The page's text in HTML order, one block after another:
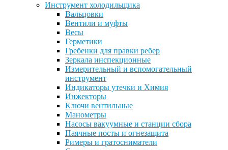
Инструмент холодильщика
Вальцовки
Вентили и муфты
Весы
Герметики
Гребенки для правки ребер
Зеркала инспекционные
Измерительный и вспомогательный
инструмент
Индикаторы утечки и Химия
Инжекторы
Ключи вентильные
Манометры
Насосы вакуумные и станции сбора
Паячные посты и огнезащита
Римеры и гратосниматели